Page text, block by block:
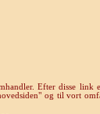
Efter disse link
og til vort